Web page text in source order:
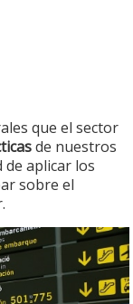
que el sector
de nuestros
aplicar los
sobre el